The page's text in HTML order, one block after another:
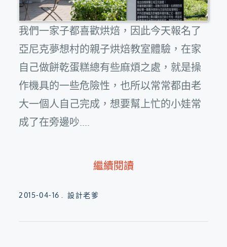
我們一家子都喜歡烘焙，因此今天報名了
亞尼克夢想村的親子烘焙教室體驗，在家
自己做餅乾蛋糕總有些麻煩之處，就是操
作機具的一些危險性，也所以常常都由老
大一個人自己完成，想要幫上忙的小娃常
成了在旁邊吵....
繼續閱讀
Posted
2015-04-16 設計老爹